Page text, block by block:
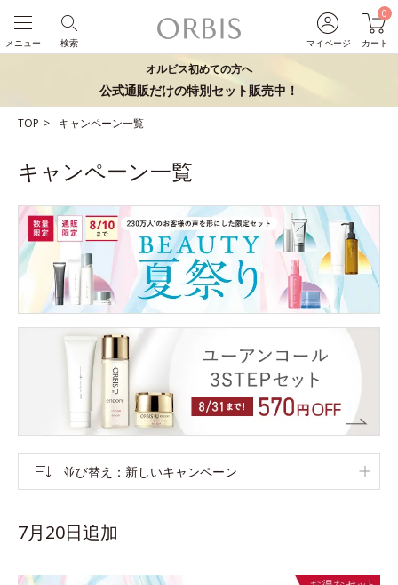
マイページ
0
カート
検索
メニュー
オルビス初めての方へ
公式通販だけの特別セット販売中！
TOP キャンペーン一覧
キャンペーン一覧
並び替え 新しいキャンペーン
7月20日追加